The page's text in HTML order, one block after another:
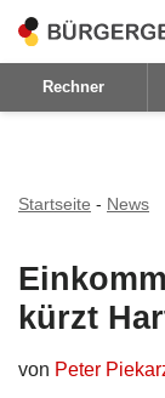
Zum
Inhalt
Rechner
Startseite - News
kürzt
von Peter